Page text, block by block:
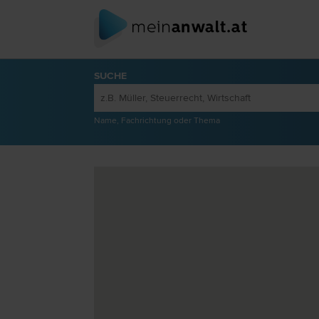
SUCHE
Name, Fachrichtung oder Thema